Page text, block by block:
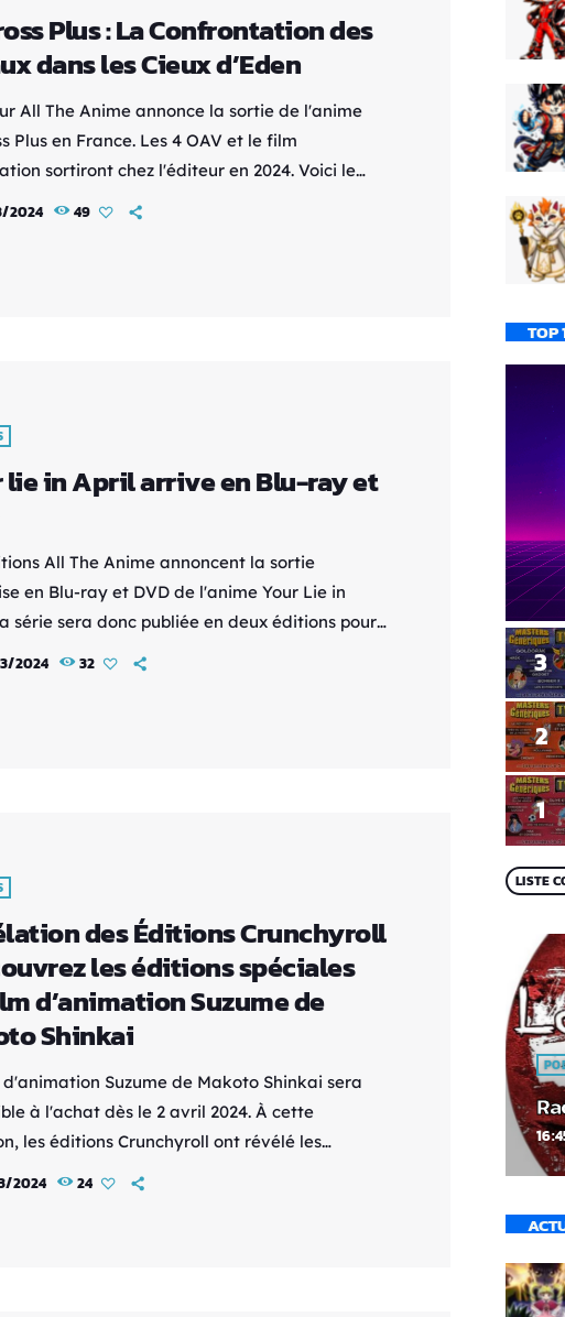
Plus : La Confrontation des
dans les Cieux d’Eden
All The Anime annonce la sortie de l'anime
Plus en France. Les 4 OAV et le film
sortiront chez l'éditeur en 2024. Voici le
: Isamu Alva Dyson, le meilleur pilote de l'UN
2024 49
lie in April arrive en Blu-ray et
All The Anime annoncent la sortie
en Blu-ray et DVD de l'anime Your Lie in
série sera donc publiée en deux éditions pour
1 (sur 2) : une collector Blu-ray au prix de 64,99
2024 32
des Éditions Crunchyroll
les éditions spéciales
d’animation Suzume de
Shinkai
Suzume de Makoto Shinkai sera
à l'achat dès le 2 avril 2024. À cette
les éditions Crunchyroll ont révélé les
de quatre éditions qui seront mises à
2024 24
TOP
1
2
3
LISTE